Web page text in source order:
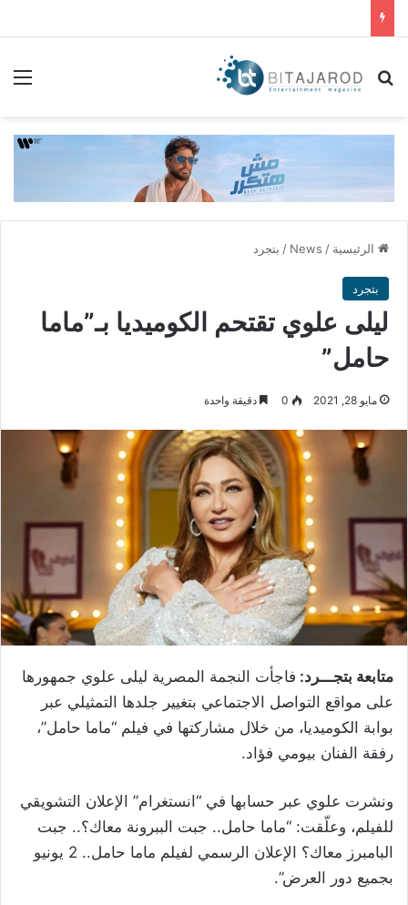
بحث عن
الرئيسية /
News
/ بتجرد
بتجرد
ليلى علوي تقتحم الكوميديا بـ”ماما
حامل”
مايو 28, 2021 0 دقيقة واحدة
متابعة بتجـــرد: فاجأت النجمة المصرية ليلى علوي جمهورها
على مواقع التواصل الاجتماعي بتغيير جلدها التمثيلي عبر
بوابة الكوميديا، من خلال مشاركتها في فيلم “ماما حامل”،
رفقة الفنان بيومي فؤاد.
ونشرت علوي عبر حسابها في “انستغرام” الإعلان التشويقي
للفيلم، وعلّقت: “ماما حامل.. جبت الببرونة معاك؟.. جبت
البامبرز معاك؟ الإعلان الرسمي لفيلم ماما حامل.. 2 يونيو
بجميع دور العرض”.